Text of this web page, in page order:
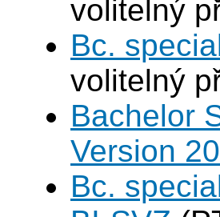
volitelný
Bc.
volitelný
Bachelor
Version
Bc.